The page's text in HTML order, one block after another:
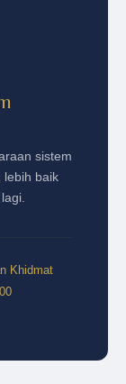
sistem
lebih baik
Khidmat